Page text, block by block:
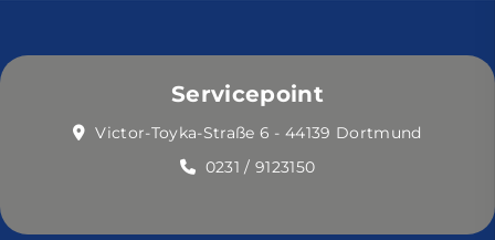
Servicepoint
Victor-Toyka-Straße 6 - 44139 Dortmund
0231 / 9123150